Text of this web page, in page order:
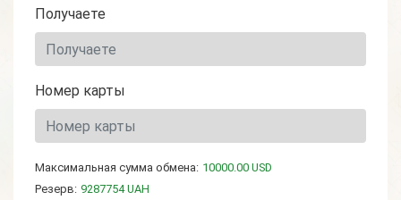
Получаете
Номер карты
Максимальная сумма обмена: 10000.00 USD
Резерв: 9287754 UAH